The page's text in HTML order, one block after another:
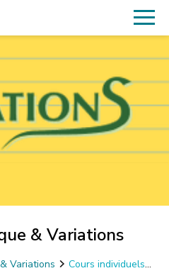
& Variations
Variations
Cours individuels